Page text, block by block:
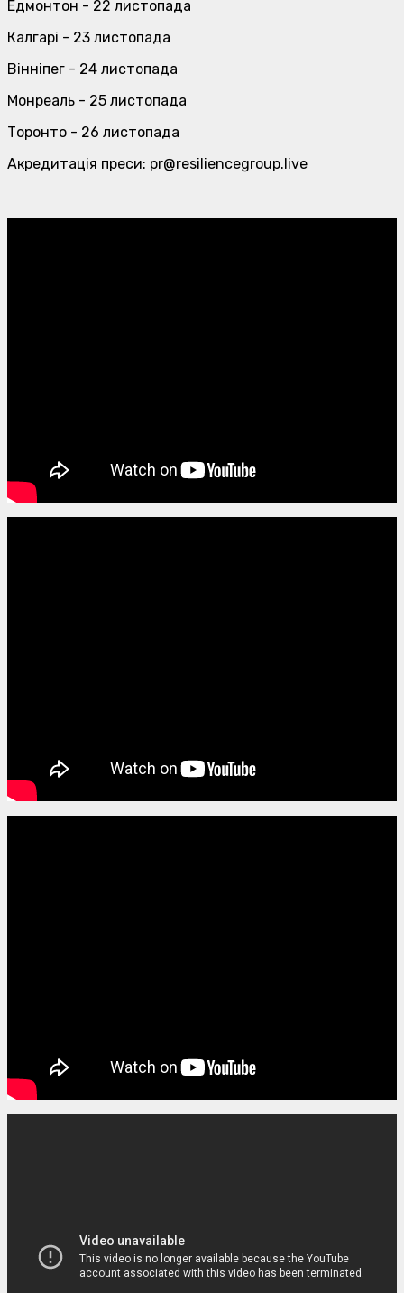
Едмонтон - 22 листопада
Калгарі - 23 листопада
Вінніпег - 24 листопада
Монреаль - 25 листопада
Торонто - 26 листопада
Акредитація преси: pr@resiliencegroup.live